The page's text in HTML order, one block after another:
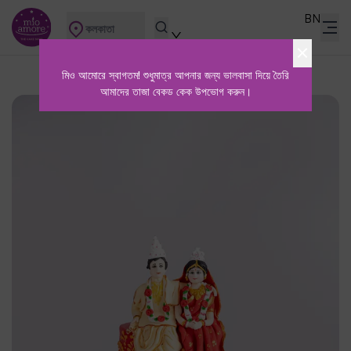
মিও আমোরে স্বাগতম! শুধুমাত্র আপনার জন্য ভালবাসা দিয়ে তৈরি
আমাদের তাজা বেকড কেক উপভোগ করুন।
কলকাতা
BN